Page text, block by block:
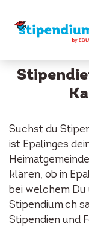
Suchst du
ist Epalinges
klären, ob in
bei welchem
Stipendium.ch
Stipendien und